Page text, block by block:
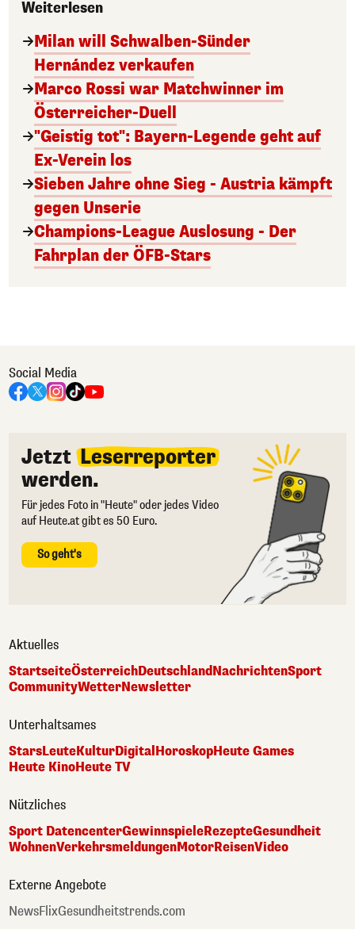
Weiterlesen
Milan will Schwalben-Sünder
Hernández verkaufen
Marco Rossi war Matchwinner im
Österreicher-Duell
"Geistig tot": Bayern-Legende geht auf
Ex-Verein los
Sieben Jahre ohne Sieg - Austria kämpft
gegen Unserie
Champions-League Auslosung - Der
Fahrplan der ÖFB-Stars
Social Media
Jetzt Leserreporter
werden.
Für jedes Foto in "Heute" oder jedes Video
auf Heute.at gibt es 50 Euro.
So geht's
Aktuelles
StartseiteÖsterreichDeutschlandNachrichtenSport
CommunityWetterNewsletter
Unterhaltsames
StarsLeuteKulturDigital HoroskopHeute Games
Heute KinoHeute TV
Nützliches
Sport DatencenterGewinnspieleRezepteGesundheit
WohnenVerkehrsmeldungenMotorReisenVideo
Externe Angebote
NewsFlixGesundheitstrends.com